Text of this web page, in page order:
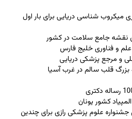
شناسی دریایی برای بار اول
نقشه جامع سلامت در کشور
و فناوری خلیج فارس
و مرجع پزشکی دریایی
قلب سالم در غرب آسیا
کشور یونان
علوم پزشکی رازی برای چندین